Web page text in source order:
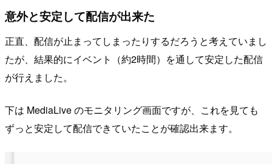
意外と安定して配信が出来た
正直、配信が止まってしまったりするだろうと考えていまし
たが、結果的にイベント（約2時間）を通して安定した配信
が行えました。
下は MediaLive のモニタリング画面ですが、これを見ても
ずっと安定して配信できていたことが確認出来ます。